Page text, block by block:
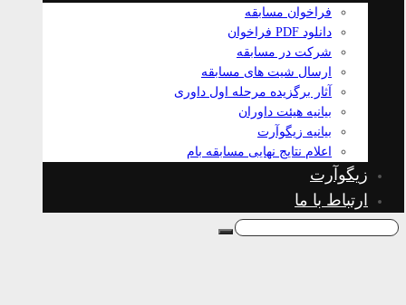
فراخوان مسابقه
دانلود PDF فراخوان
شرکت در مسابقه
ارسال شیت های مسابقه
آثار برگزیده مرحله اول داوری
بیانیه هیئت داوران
بیانیه زیگوآرت
اعلام نتایج نهایی مسابقه بام
زیگوآرت
ارتباط با ما